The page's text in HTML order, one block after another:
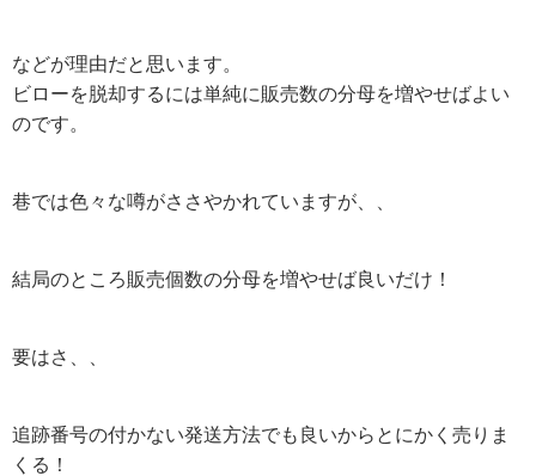
などが理由だと思います。
ビローを脱却するには単純に販売数の分母を増やせばよい
のです。
巷では色々な噂がささやかれていますが、、
結局のところ販売個数の分母を増やせば良いだけ！
要はさ、、
追跡番号の付かない発送方法でも良いからとにかく売りま
くる！